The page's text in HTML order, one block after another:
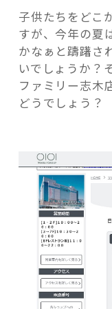
記事検索
リ
ー
志
木
に！
キ
向
子供たちをどこ
すが、今年の夏
かなぁと躊躇さ
いでしょうか？
ファミリー志木
どうでしょう？